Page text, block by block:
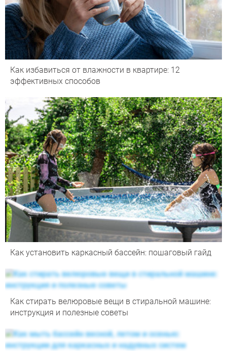
Как избавиться от влажности в квартире: 12
эффективных способов
Как установить каркасный бассейн: пошаговый гайд
Как стирать велюровые вещи в стиральной машине:
инструкция и полезные советы